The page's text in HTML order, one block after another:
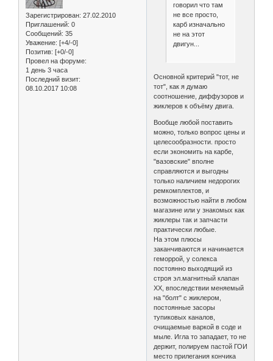
Зарегистрирован: 27.02.2010
Приглашений: 0
Сообщений: 35
Уважение: [+4/-0]
Позитив: [+0/-0]
Провел на форуме:
1 день 3 часа
Последний визит:
08.10.2017 10:08
говорил что там
не все просто,
карб изначально
не на этот
двигун...
Основной критерий "тот, не
тот", как я думаю
соотношение, диффузоров и
жиклеров к объёму двига.
Вообще любой поставить
можно, только вопрос цены и
целесообразности. просто
если экономить на карбе,
"вазовские" вполне
справляются и выгодны
только наличием недорогих
ремкомплектов, и
возможностью найти в любом
магазине или у знакомых как
жиклеры так и запчасти
практически любые.
На этом плюсы
заканчиваются и начинается
геморрой, у солекса
постоянно выходящий из
строя эл.магнитный клапан
ХХ, впоследствии меняемый
на "болт" с жиклером,
постоянные засоры
тупиковых каналов,
очищаемые варкой в соде и
мыле. Игла то западает, то не
держит, полируем пастой ГОИ
место прилегания кончика